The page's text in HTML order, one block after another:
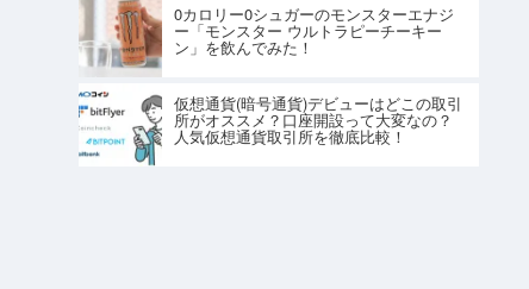
0カロリー0シュガーのモンスターエナジ
ー「モンスター ウルトラピーチーキー
ン」を飲んでみた！
仮想通貨(暗号通貨)デビューはどこの取引
所がオススメ？口座開設って大変なの？
人気仮想通貨取引所を徹底比較！